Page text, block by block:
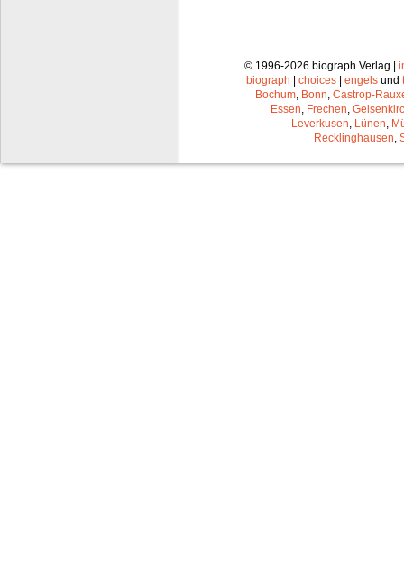
© 1996-2026 biograph Verlag |
biograph
choices engels und
Bochum, Bonn, Castrop-
Essen, Frechen,
Leverkusen, Lünen,
Recklinghausen,